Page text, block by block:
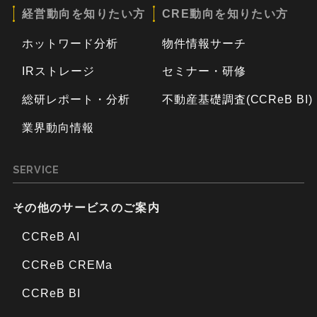
経営動向を知りたい方
ホットワード分析
IRストレージ
総研レポート・分析
業界動向情報
CRE動向を知りたい方
物件情報サーチ
セミナー・研修
不動産基礎調査(CCReB BI)
SERVICE
その他のサービスのご案内
CCReB AI
CCReB CREMa
CCReB BI